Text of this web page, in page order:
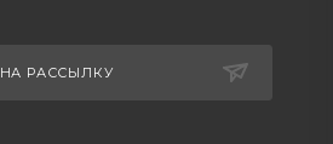
РАССЫЛКУ